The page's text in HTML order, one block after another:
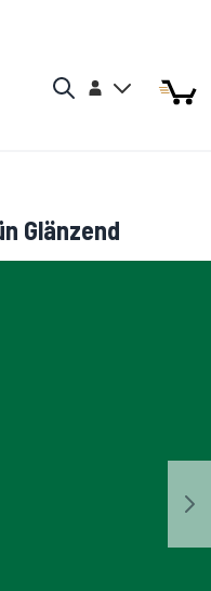
Konto Mein
Glänzend